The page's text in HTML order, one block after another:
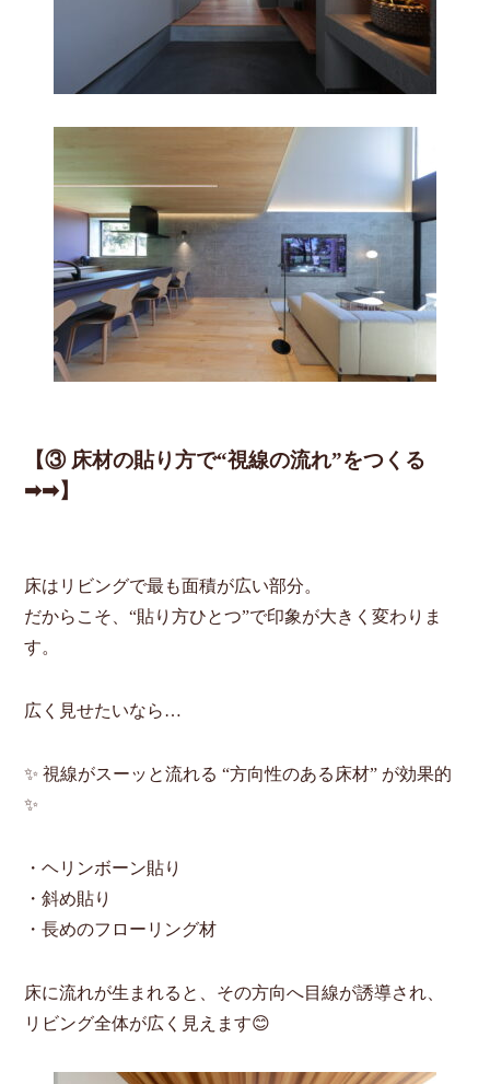
【③ 床材の貼り方で“視線の流れ”をつくる
➡➡】
床はリビングで最も面積が広い部分。
だからこそ、“貼り方ひとつ”で印象が大きく変わりま
す。
広く見せたいなら…
✨ 視線がスーッと流れる “方向性のある床材” が効果的
✨
・ヘリンボーン貼り
・斜め貼り
・長めのフローリング材
床に流れが生まれると、その方向へ目線が誘導され、
リビング全体が広く見えます😊